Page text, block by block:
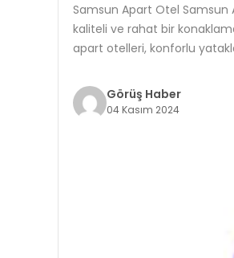
Samsun Apart Otel
kaliteli ve rahat bir
apart otelleri, konforlu
Görüş Haber
04 Kasım 2024